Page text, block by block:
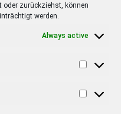
zurückziehst, können
werden.
Always active
Moderatorin
Spaß?”